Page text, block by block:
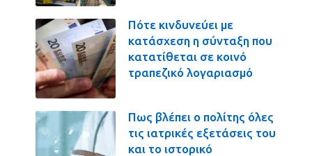
Πότε κινδυνεύει με
κατάσχεση η σύνταξη που
κατατίθεται σε κοινό
τραπεζικό λογαριασμό
Πως βλέπει ο πολίτης όλες
τις ιατρικές εξετάσεις του
και το ιστορικό